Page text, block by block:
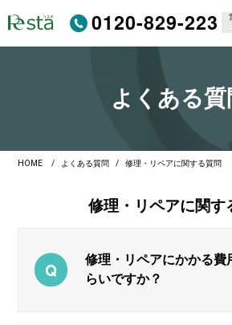
0120-829-223
よくある質
HOME よくある質問 修理・リペアに関する質問
修理・リペアに関す
修理・リペアにかかる費
らいですか？